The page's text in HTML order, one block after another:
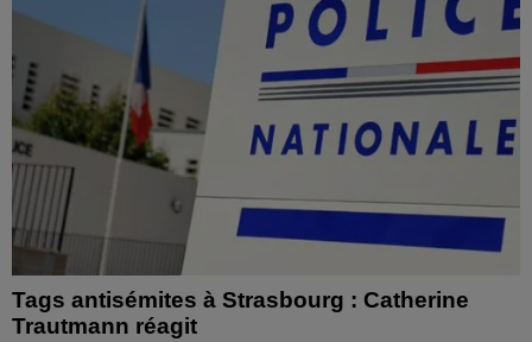
Tags antisémites à Strasbourg : Catherine
Trautmann réagit